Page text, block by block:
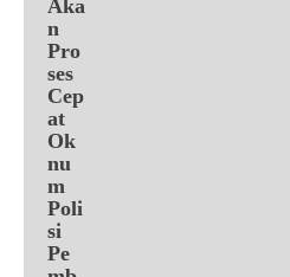
Aka
n
Pro
ses
Cep
at
Ok
nu
m
Poli
si
Pe